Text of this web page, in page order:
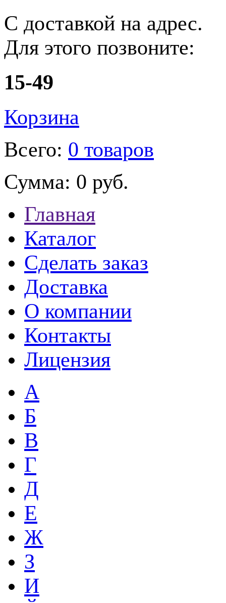
С доставкой на адрес.
Для этого позвоните:
15-49
Корзина
Всего: 0 товаров
Сумма: 0 руб.
Главная
Каталог
Сделать заказ
Доставка
О компании
Контакты
Лицензия
А
Б
В
Г
Д
Е
Ж
З
И